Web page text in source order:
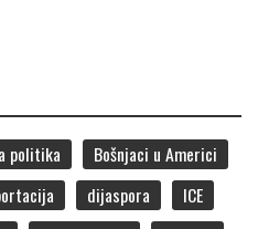
politika
Bošnjaci u Americi
dijaspora
ICE